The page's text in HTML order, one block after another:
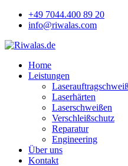
+49 7044.400 89 20
info@riwalas.com
Home
Leistungen
Laserhärten
Laserschweißen
Verschleißschutz
Reparatur
Engineering
Über uns
Kontakt